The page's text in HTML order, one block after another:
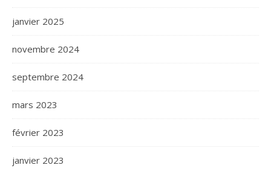
janvier 2025
novembre 2024
septembre 2024
mars 2023
février 2023
janvier 2023